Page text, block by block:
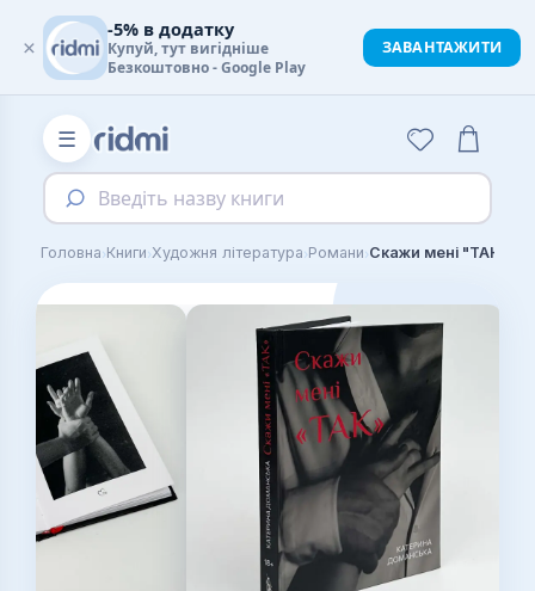
☰
Введіть назву книги
Головна›Книги›Художня література›Романи›Скажи мені "ТАК"
×
-5% в додатку
Купуй, тут вигідніше
Безкоштовно - Google Play
ЗАВАНТАЖИТИ